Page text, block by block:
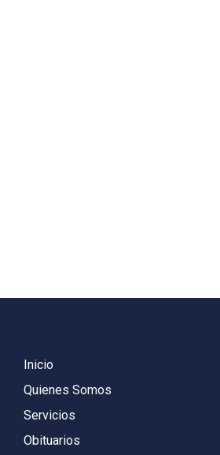
Inicio
Quienes Somos
Servicios
Obituarios